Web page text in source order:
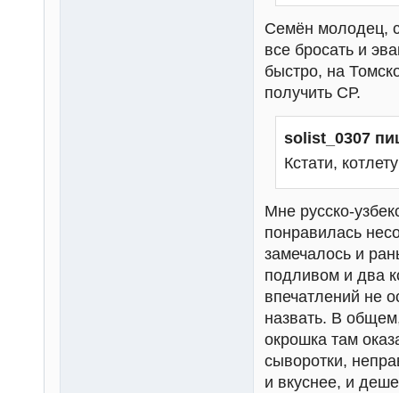
Семён молодец,
все бросать и
быстро, на
получить СР.
solist_0307
Кстати,
Мне русско-
понравилась
замечалось и
подливом и два
впечатлений не
назвать. В
окрошка там
сыворотки,
и вкуснее, и